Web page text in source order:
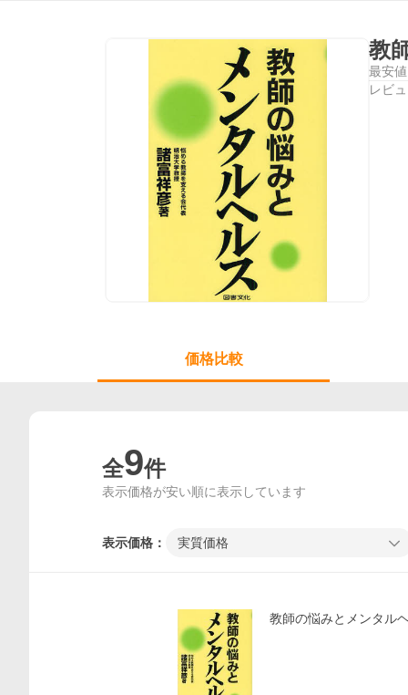
教
最安値
レビ
価格比較
全9件
表示価格が安い順に表示しています
表示価格： 実質価格
教師の悩みとメンタル